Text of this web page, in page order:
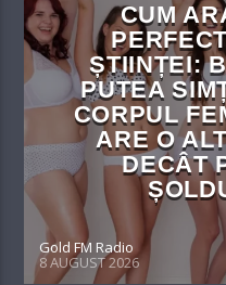
CUM
ȘTIINȚEI:
PUTEA
CORPUL
ARE O
DECÂT
Gold FM Radio
8 AUGUST 2026